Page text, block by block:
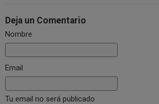
Deja un Comentario
Nombre
Email
Tu email no será publicado